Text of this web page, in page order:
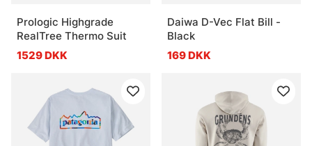
Prologic Highgrade
RealTree Thermo Suit
1529 DKK
Daiwa D-Vec Flat Bill -
Black
169 DKK